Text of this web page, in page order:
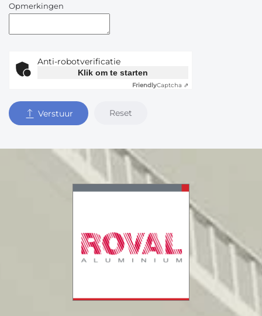
Opmerkingen
Anti-robotverificatie
Klik om te starten
FriendlyCaptcha ⇗
Verstuur Reset